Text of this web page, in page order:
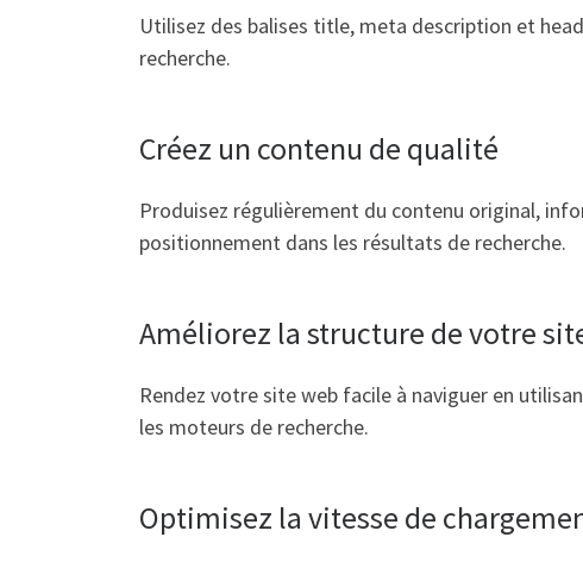
Utilisez des balises title, meta description et
recherche.
Créez un contenu de qualité
Produisez régulièrement du contenu original,
positionnement dans les résultats de recherche.
Améliorez la structure de votre
Rendez votre site web facile à naviguer en
les moteurs de recherche.
Optimisez la vitesse de